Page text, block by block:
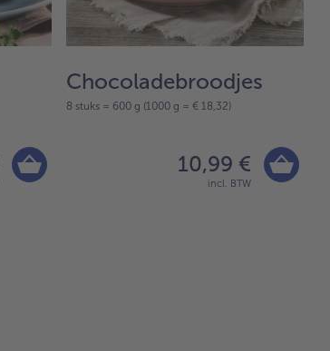
Chocoladebroodjes
8 stuks = 600 g (1000 g = € 18,32)
10,99 €
incl. BTW